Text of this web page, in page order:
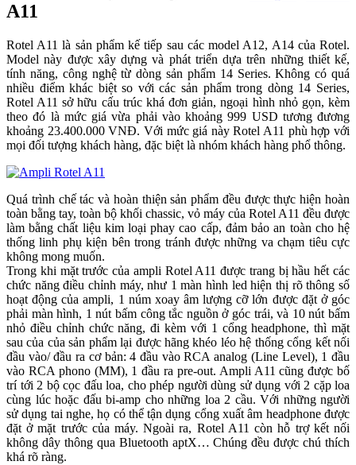
A11
Rotel A11 là sản phẩm kế tiếp sau các model A12, A14 của Rotel.
Model này được xây dựng và phát triển dựa trên những thiết kế,
tính năng, công nghệ từ dòng sản phẩm 14 Series. Không có quá
nhiều điểm khác biệt so với các sản phẩm trong dòng 14 Series,
Rotel A11 sở hữu cấu trúc khá đơn giản, ngoại hình nhỏ gọn, kèm
theo đó là mức giá vừa phải vào khoảng 999 USD tương đương
khoảng 23.400.000 VNĐ. Với mức giá này Rotel A11 phù hợp với
mọi đối tượng khách hàng, đặc biệt là nhóm khách hàng phổ thông.
Quá trình chế tác và hoàn thiện sản phẩm đều được thực hiện hoàn
toàn bằng tay, toàn bộ khối chassic, vỏ máy của Rotel A11 đều được
làm bằng chất liệu kim loại phay cao cấp, đảm bảo an toàn cho hệ
thống linh phụ kiện bên trong tránh được những va chạm tiêu cực
không mong muốn.
Trong khi mặt trước của ampli Rotel A11 được trang bị hầu hết các
chức năng điều chỉnh máy, như 1 màn hình led hiện thị rõ thông số
hoạt động của ampli, 1 núm xoay âm lượng cỡ lớn được đặt ở góc
phải màn hình, 1 nút bấm công tắc nguồn ở góc trái, và 10 nút bấm
nhỏ điều chỉnh chức năng, đi kèm với 1 cổng headphone, thì mặt
sau của của sản phẩm lại được hãng khéo léo hệ thống cổng kết nối
đầu vào/ đầu ra cơ bản: 4 đầu vào RCA analog (Line Level), 1 đầu
vào RCA phono (MM), 1 đầu ra pre-out. Ampli A11 cũng được bố
trí tới 2 bộ cọc đấu loa, cho phép người dùng sử dụng với 2 cặp loa
cùng lúc hoặc đấu bi-amp cho những loa 2 cầu. Với những người
sử dụng tai nghe, họ có thể tận dụng cổng xuất âm headphone được
đặt ở mặt trước của máy. Ngoài ra, Rotel A11 còn hỗ trợ kết nối
không dây thông qua Bluetooth aptX… Chúng đều được chú thích
khá rõ ràng.